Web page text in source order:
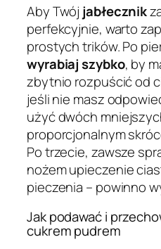
Aby Twój jabłecznik
perfekcyjnie, warto
prostych trików. Po
wyrabiaj szybko, by
zbytnio rozpuścić od
jeśli nie masz
użyć dwóch
proporcjonalnym
Po trzecie, zawsze
nożem upieczenie
pieczenia – powinno
Jak podawać i
cukrem pudrem